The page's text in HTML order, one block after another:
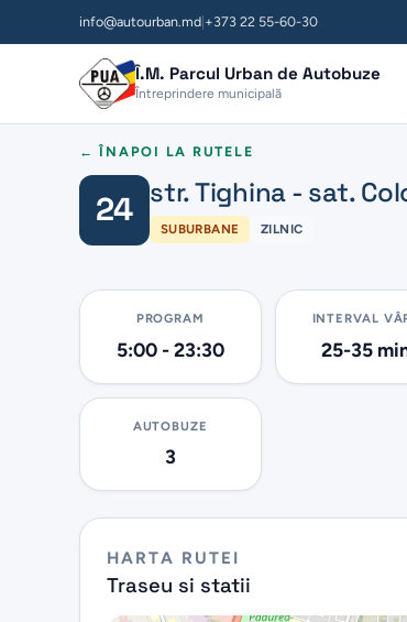
info@autourban.md +373 22 55-60-30
Î.M. Parcul Urban de Autobuze
Întreprindere municipală
← ÎNAPOI LA RUTELE
24 str. Tighina - sat.
SUBURBANE ZILNIC
PROGRAM
5:00 - 23:30
INTERVAL
25-35
AUTOBUZE
3
HARTA RUTEI
Traseu si statii